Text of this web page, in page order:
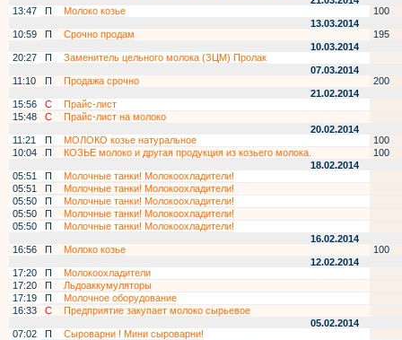
13:47
П Молоко козье
100
13.03.2014
10:59
П Срочно продам
195
10.03.2014
20:27
П
Заменитель цельного молока (ЗЦМ) Пролак
07.03.2014
11:10
П Продажа срочно
200
21.02.2014
15:56
С
Прайс-лист
15:48
С
Прайс-лист на молоко
20.02.2014
11:21
П МОЛОКО козье натуральное
100
10:04
П КОЗЬЕ молоко и другая продукция из козьего молока.
100
18.02.2014
05:51
П
Молочные танки! Молокоохладители!
05:51
П
Молочные танки! Молокоохладители!
05:50
П
Молочные танки! Молокоохладители!
05:50
П
Молочные танки! Молокоохладители!
05:50
П
Молочные танки! Молокоохладители!
16.02.2014
16:56
П Молоко козье
100
12.02.2014
17:20
П
Молокоохладители
17:20
П
Льдоаккумуляторы
17:19
П
Молочное оборудование
16:33
С
Предприятие закупает молоко сырьевое
05.02.2014
07:02
П
Сыроварни ! Мини сыроварни!